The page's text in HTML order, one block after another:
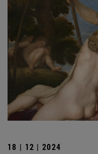
18 | 12 | 2024